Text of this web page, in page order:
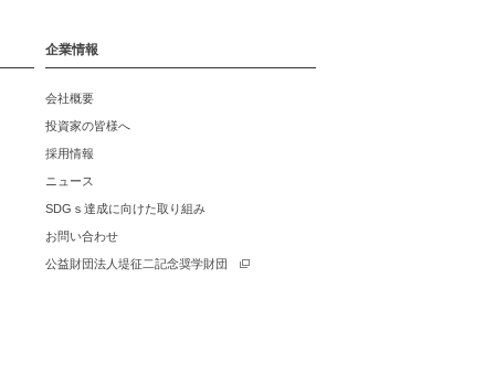
企業情報
会社概要
投資家の皆様へ
採用情報
ニュース
SDGｓ達成に向けた取り組み
お問い合わせ
公益財団法人堤征二記念奨学財団